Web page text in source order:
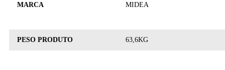
MARCA MIDEA
PESO PRODUTO 63,6KG